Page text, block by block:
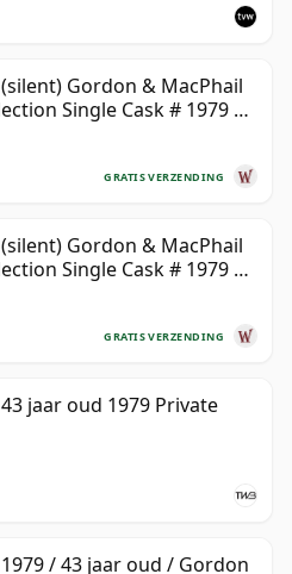
Gordon & MacPhail
Single Cask # 1979 40
GRATIS VERZENDING
Gordon & MacPhail
Single Cask # 1979 43
GRATIS VERZENDING
jaar oud 1979 Private
/ 43 jaar oud / Gordon